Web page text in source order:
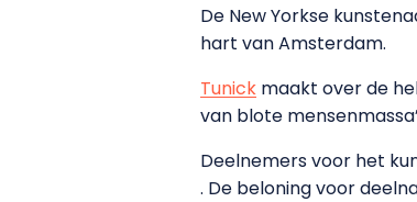
De New Yorkse
hart van Amsterdam.
Tunick maakt over de
van blote
Deelnemers voor het
. De beloning voor